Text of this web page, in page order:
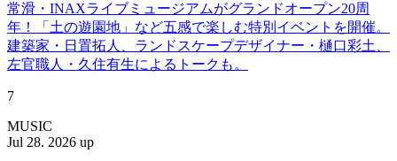
常滑・INAXライブミュージアムがグランドオープン20周
年！「土の遊園地」など五感で楽しむ特別イベントを開催。
建築家・日置拓人、ランドスケープデザイナー・樋口彩土、
左官職人・久住有生によるトークも。
7
MUSIC
Jul 28. 2026 up